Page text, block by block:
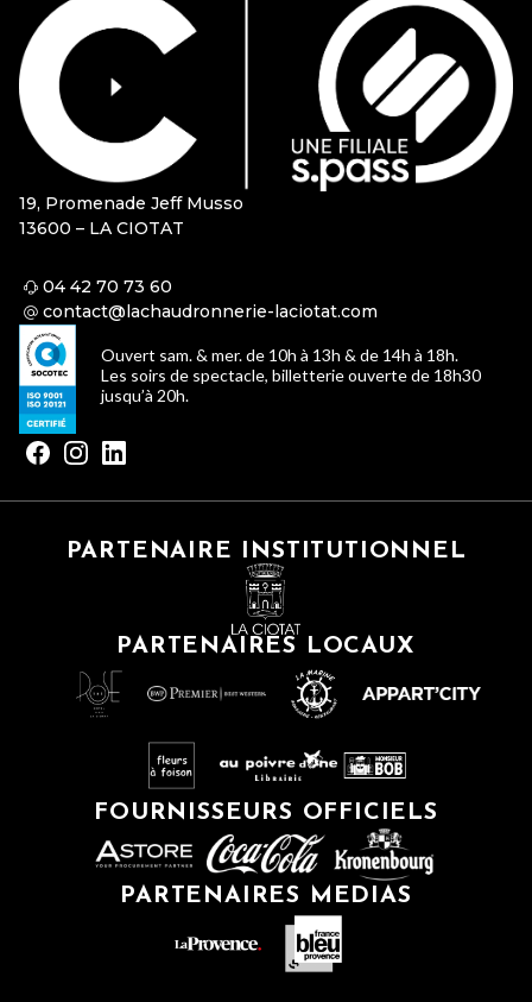
19, Promenade Jeff Musso
13600 – LA CIOTAT
04 42 70 73 60
contact@lachaudronnerie-laciotat.com
Ouvert sam. & mer. de 10h à 13h & de 14h à 18h.
Les soirs de spectacle, billetterie ouverte de 18h30
jusqu’à 20h.
PARTENAIRE INSTITUTIONNEL
PARTENAIRES LOCAUX
FOURNISSEURS OFFICIELS
PARTENAIRES MEDIAS